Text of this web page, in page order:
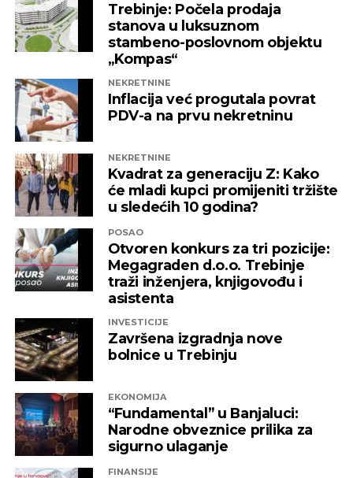
Capital
Trebinje: Počela prodaja
stanova u luksuznom
stambeno-poslovnom objektu
„Kompas“
NEKRETNINE
Inflacija već progutala povrat
PDV-a na prvu nekretninu
NEKRETNINE
Kvadrat za generaciju Z: Kako
će mladi kupci promijeniti tržište
u sledećih 10 godina?
POSAO
Otvoren konkurs za tri pozicije:
Megagraden d.o.o. Trebinje
traži inženjera, knjigovođu i
asistenta
INVESTICIJE
Završena izgradnja nove
bolnice u Trebinju
EKONOMIJA
“Fundamental” u Banjaluci:
Narodne obveznice prilika za
sigurno ulaganje
FINANSIJE